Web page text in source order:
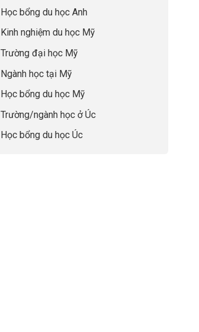
năng
“Bước
Vàng”
Cánh
quyết
không
bao
giờ
chọn
sai
sự
nghiệp
Học bổng du học Anh
Kinh nghiệm du học Mỹ
Trường đại học Mỹ
Ngành học tại Mỹ
Học bổng du học Mỹ
Trường/ngành học ở Úc
Học bổng du học Úc